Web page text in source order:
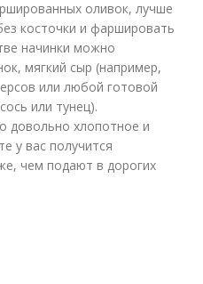
оливок, лучше
косточки и фаршировать
начинки можно
мягкий сыр (например,
или любой готовой
или тунец).
довольно хлопотное и
у вас получится
чем подают в дорогих